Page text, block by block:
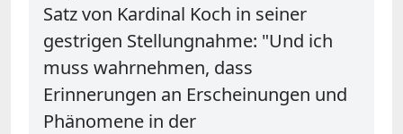
Satz von Kardinal Koch in seiner
gestrigen Stellungnahme: "Und ich
muss wahrnehmen, dass
Erinnerungen an Erscheinungen und
Phänomene in der